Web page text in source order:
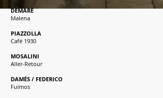
DEMARE
Malena
PIAZZOLLA
Café 1930
MOSALINI
Aller-Retour
DAMÈS / FEDERICO
Fuimos